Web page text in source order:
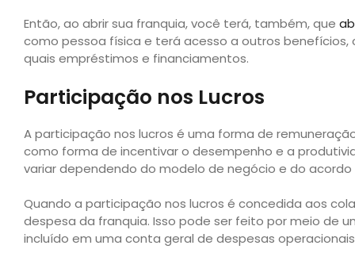
Então, ao abrir sua franquia, você terá, também, que
como pessoa física e terá acesso a outros
quais empréstimos e financiamentos.
Participação nos Lucros
A participação nos lucros é uma forma de
como forma de incentivar o desempenho e a
variar dependendo do modelo de negócio e do
Quando a participação nos lucros é concedida aos
despesa da franquia. Isso pode ser feito por meio de
incluído em uma conta geral de despesas